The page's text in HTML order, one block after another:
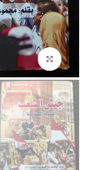
to enlarge